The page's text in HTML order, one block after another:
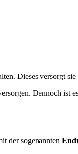
Dieses versorgt
Dennoch ist
der sogenannten